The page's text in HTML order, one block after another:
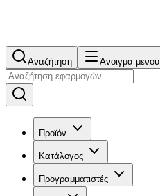
Αναζήτηση Άνοιγμα μενού
Προϊόν
Κατάλογος
Προγραμματιστές